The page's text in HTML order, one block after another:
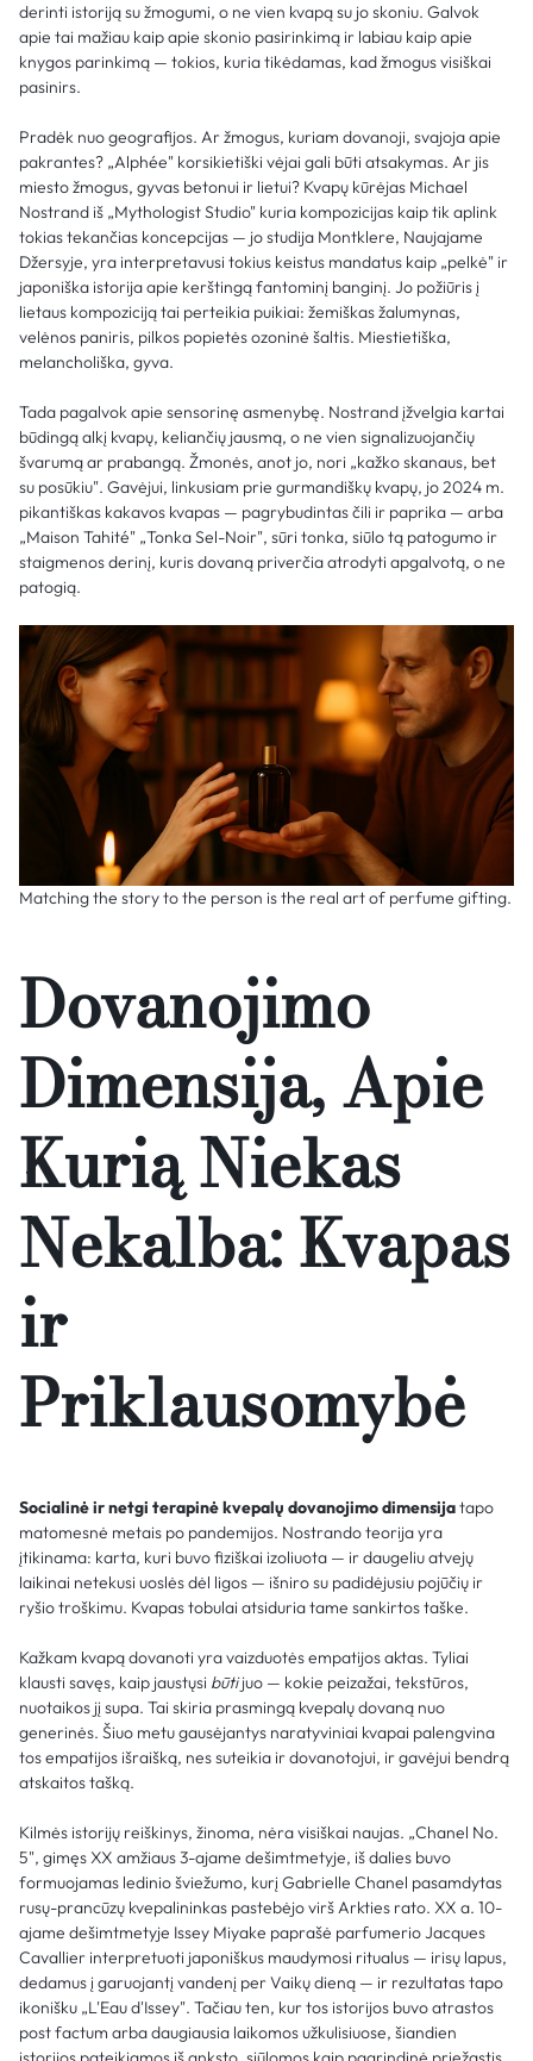
derinti istoriją su žmogumi, o ne vien kvapą su jo skoniu. Galvok
apie tai mažiau kaip apie skonio pasirinkimą ir labiau kaip apie
knygos parinkimą — tokios, kuria tikėdamas, kad žmogus visiškai
pasinirs.
Pradėk nuo geografijos. Ar žmogus, kuriam dovanoji, svajoja apie
pakrantes? „Alphée" korsikietiški vėjai gali būti atsakymas. Ar jis
miesto žmogus, gyvas betonui ir lietui? Kvapų kūrėjas Michael
Nostrand iš „Mythologist Studio" kuria kompozicijas kaip tik aplink
tokias tekančias koncepcijas — jo studija Montklere, Naujajame
Džersyje, yra interpretavusi tokius keistus mandatus kaip „pelkė" ir
japoniška istorija apie kerštingą fantominį banginį. Jo požiūris į
lietaus kompoziciją tai perteikia puikiai: žemiškas žalumynas,
velėnos paniris, pilkos popietės ozoninė šaltis. Miestietiška,
melancholiška, gyva.
Tada pagalvok apie sensorinę asmenybę. Nostrand įžvelgia kartai
būdingą alkį kvapų, keliančių jausmą, o ne vien signalizuojančių
švarumą ar prabangą. Žmonės, anot jo, nori „kažko skanaus, bet
su posūkiu". Gavėjui, linkusiam prie gurmandiškų kvapų, jo 2024 m.
pikantiškas kakavos kvapas — pagrybudintas čili ir paprika — arba
„Maison Tahité" „Tonka Sel-Noir", sūri tonka, siūlo tą patogumo ir
staigmenos derinį, kuris dovaną priverčia atrodyti apgalvotą, o ne
patogią.
Matching the story to the person is the real art of perfume gifting.
Dovanojimo
Dimensija, Apie
Kurią Niekas
Nekalba: Kvapas
ir
Priklausomybė
Socialinė ir netgi terapinė kvepalų dovanojimo dimensijatapo
matomesnė metais po pandemijos. Nostrando teorija yra
įtikinama: karta, kuri buvo fiziškai izoliuota — ir daugeliu atvejų
laikinai netekusi uoslės dėl ligos — išniro su padidėjusiu pojūčių ir
ryšio troškimu. Kvapas tobulai atsiduria tame sankirtos taške.
Kažkam kvapą dovanoti yra vaizduotės empatijos aktas. Tyliai
klausti savęs, kaip jaustųsi būtijuo — kokie peizažai, tekstūros,
nuotaikos jį supa. Tai skiria prasmingą kvepalų dovaną nuo
generinės. Šiuo metu gausėjantys naratyviniai kvapai palengvina
tos empatijos išraišką, nes suteikia ir dovanotojui, ir gavėjui bendrą
atskaitos tašką.
Kilmės istorijų reiškinys, žinoma, nėra visiškai naujas. „Chanel No.
5", gimęs XX amžiaus 3-ajame dešimtmetyje, iš dalies buvo
formuojamas ledinio šviežumo, kurį Gabrielle Chanel pasamdytas
rusų-prancūzų kvepalininkas pastebėjo virš Arkties rato. XX a. 10-
ajame dešimtmetyje Issey Miyake paprašė parfumerio Jacques
Cavallier interpretuoti japoniškus maudymosi ritualus — irisų lapus,
dedamus į garuojantį vandenį per Vaikų dieną — ir rezultatas tapo
ikonišku „L'Eau d'Issey". Tačiau ten, kur tos istorijos buvo atrastos
post factum arba daugiausia laikomos užkulisiuose, šiandien